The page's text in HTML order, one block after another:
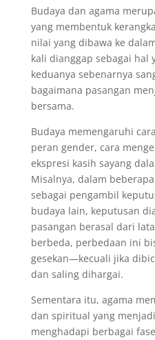
Budaya dan agama
yang membentuk
nilai yang dibawa ke
kali dianggap sebagai hal
keduanya sebenarnya
bagaimana pasangan
bersama.
Budaya memengaruhi
peran gender, cara
ekspresi kasih sayang
Misalnya, dalam
sebagai pengambil
budaya lain, keputusan
pasangan berasal dari
berbeda, perbedaan ini
gesekan—kecuali jika
dan saling dihargai.
Sementara itu, agama
dan spiritual yang
menghadapi berbagai